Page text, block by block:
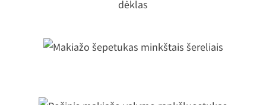
silikoninis dėklas